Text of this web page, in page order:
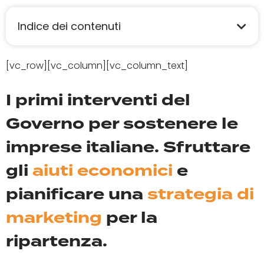
Indice dei contenuti
[vc_row][vc_column][vc_column_text]
I primi interventi del
Governo per sostenere le
imprese italiane. Sfruttare
gli aiuti economici e
pianificare una strategia di
marketing per la
ripartenza.